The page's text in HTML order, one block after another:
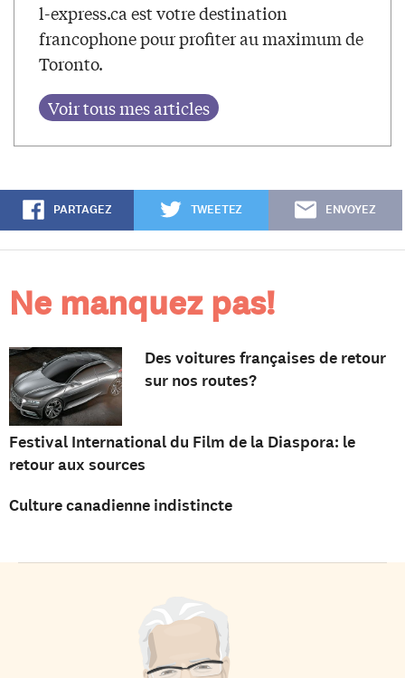
l-express.ca est votre destination
francophone pour profiter au maximum de
Toronto.
PARTAGEZ TWEETEZ ENVOYEZ
Ne manquez pas!
Des voitures françaises de retour
sur nos routes?
Festival International du Film de la Diaspora: le
retour aux sources
Culture canadienne indistincte